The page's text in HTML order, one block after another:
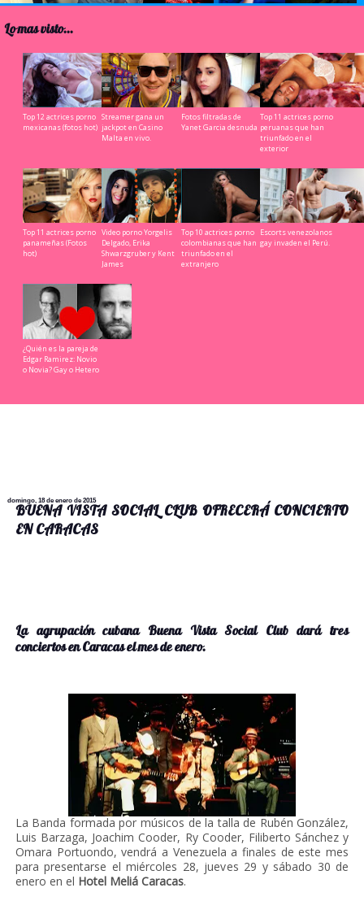
Lo mas visto...
Top 12 actrices porno
mexicanas (fotos hot)
Streamer gana un
jackpot en Casino
Malta en vivo.
Fotos filtradas de
Yanet Garcia desnuda
Top 11 actrices porno
peruanas que han
triunfado en el
exterior
Top 11 actrices porno
panameñas (Fotos
hot)
Video porno Yorgelis
Delgado, Erika
Shwarzgruber y Kent
James
Top 10 actrices porno
colombianas que han
triunfado en el
extranjero
Escorts venezolanos
gay invaden el Perú.
¿Quién es la pareja de
Edgar Ramirez: Novio
o Novia? Gay o Hetero
domingo, 18 de enero de 2015
BUENA VISTA SOCIAL CLUB OFRECERÁ CONCIERTO
EN CARACAS
La agrupación cubana Buena Vista Social Club dará tres
conciertos en Caracas el mes de enero.
La Banda formada por músicos de la talla de Rubén González,
Luis Barzaga, Joachim Cooder, Ry Cooder, Filiberto Sánchez y
Omara Portuondo, vendrá a Venezuela a finales de este mes
para presentarse el miércoles 28, jueves 29 y sábado 30 de
enero en el Hotel Meliá Caracas.